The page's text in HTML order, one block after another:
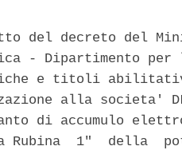
del decreto del
- Dipartimento
e titoli
alla societa'
di accumulo
Rubina  1"  della